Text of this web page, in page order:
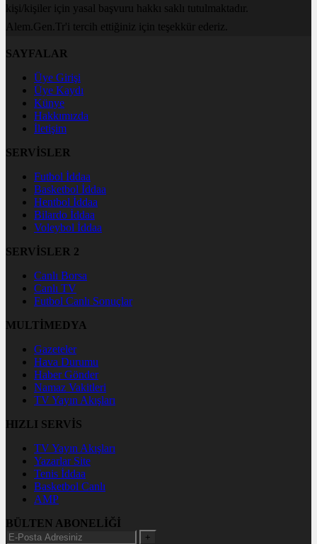
kişi/kişiler için yasal başvuru hakkı saklı tutulmaktadır.
Alem.Gen.Tr'i tercih ettiğiniz için teşekkür ederiz.
SAYFALAR
Üye Girişi
Üye Kaydı
Künye
Hakkımızda
İletişim
SERVİSLER
Futbol İddaa
Basketbol İddaa
Hentbol İddaa
Bilardo İddaa
Voleybol İddaa
SERVİSLER 2
Canlı Borsa
Canlı TV
Futbol Canlı Sonuçlar
MULTİMEDYA
Gazeteler
Hava Durumu
Haber Gönder
Namaz Vakitleri
TV Yayın Akışları
HIZLI SERVİS
TV Yayın Akışları
Yazarlar Site
Tenis İddaa
Basketbol Canlı
AMP
BÜLTEN ABONELİĞİ
+